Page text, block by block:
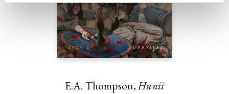
E.A. Thompson,Hunii